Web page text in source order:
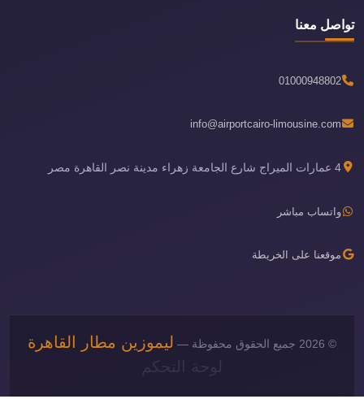
تواصل معنا
01000948802
info@airportcairo-limousine.com
4 عمارات الميراج شارع الجامعة زهراء مدينة نصر القاهرة مصر
واتساب مباشر
موقعنا على الخريطة
© 2026 جميع الحقوق محفوظة —
ليموزين مطار القاهرة